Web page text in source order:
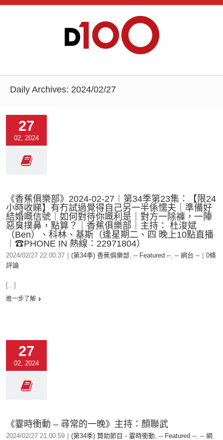
Daily Archives: 2024/02/27
27
02, 2024
《香蕉俱樂部》2024-02-27︱第34季第23集：【限24
小時收睇】有冇試過覺得自己另一半係懦夫｜準備好
結婚嘅信號｜如何對待你嘅利是｜對方一除褲，一陣
惡臭撲鼻，點算？｜香蕉俱樂部｜主持： 杜浚斌
（Ben）、科林、基斯（逢星期二、四 晚上10點直播
︱☎PHONE IN 熱線：22971804）
2024/02/27 22:00:37 (第34季) 香蕉俱樂部, -- Featured --, -- 網台 --
0條
評論
[...]
進一步了解
27
02, 2024
《霎時衝動 – 尋常的一晚》主持：顏聯武
2024/02/27 21:00:59 (第34季) 贊助節目 - 霎時衝動, -- Featured --, -- 網